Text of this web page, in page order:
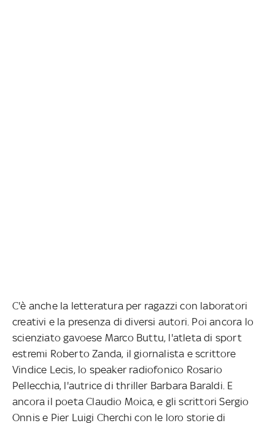
C'è anche la letteratura per ragazzi con laboratori
creativi e la presenza di diversi autori. Poi ancora lo
scienziato gavoese Marco Buttu, l'atleta di sport
estremi Roberto Zanda, il giornalista e scrittore
Vindice Lecis, lo speaker radiofonico Rosario
Pellecchia, l'autrice di thriller Barbara Baraldi. E
ancora il poeta Claudio Moica, e gli scrittori Sergio
Onnis e Pier Luigi Cherchi con le loro storie di